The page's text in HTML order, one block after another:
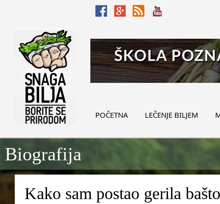
POČETNA LEČENJE BILJEM
Biografija
Kako sam postao gerila